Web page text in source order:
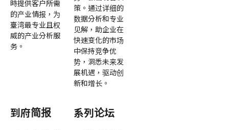
時提供客户所需
的产业情报，为
臺湾最专业且权
威的产业分析服
务。
策。通过详细的
数据分析和专业
见解，助企业在
快速变化的市场
中保持竞争优
势，洞悉未来发
展机遇，驱动创
新和增长。
到府简报 系列论坛